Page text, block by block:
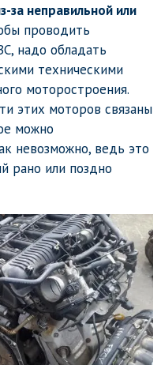
за неправильной или
проводить
надо обладать
техническими
моторостроения.
этих моторов связаны
можно
невозможно, ведь это
рано или поздно